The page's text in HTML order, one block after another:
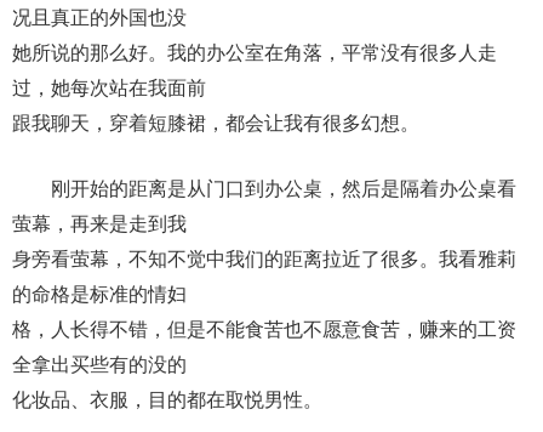
况且真正的外国也没
她所说的那么好。我的办公室在角落，平常没有很多人走
过，她每次站在我面前
跟我聊天，穿着短膝裙，都会让我有很多幻想。
刚开始的距离是从门口到办公桌，然后是隔着办公桌看
萤幕，再来是走到我
身旁看萤幕，不知不觉中我们的距离拉近了很多。我看雅莉
的命格是标准的情妇
格，人长得不错，但是不能食苦也不愿意食苦，赚来的工资
全拿出买些有的没的
化妆品、衣服，目的都在取悦男性。